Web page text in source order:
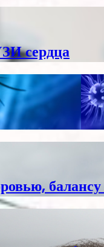
сердца